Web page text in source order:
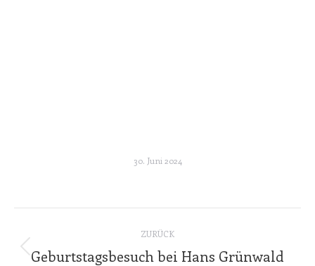
30. Juni 2024
Kommentarnavigation
ZURÜCK
Vorheriger
Geburtstagsbesuch bei Hans Grünwald